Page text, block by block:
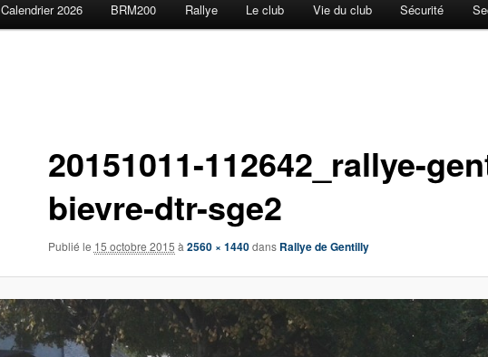
Calendrier 2026 BRM200 Rallye Le club Vie du club Sécurité
20151011-112642_rallye-
bievre-dtr-sge2
Publié le 15 octobre 2015 à 2560 × 1440dans Rallye de Gentilly